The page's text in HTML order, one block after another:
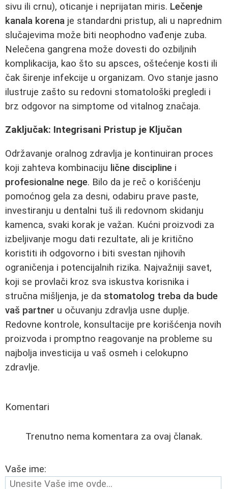
sivu ili crnu), oticanje i neprijatan miris. Lečenje
kanala korena je standardni pristup, ali u naprednim
slučajevima može biti neophodno vađenje zuba.
Nelečena gangrena može dovesti do ozbiljnih
komplikacija, kao što su apsces, oštećenje kosti ili
čak širenje infekcije u organizam. Ovo stanje jasno
ilustruje zašto su redovni stomatološki pregledi i
brz odgovor na simptome od vitalnog značaja.
Zaključak: Integrisani Pristup je Ključan
Održavanje oralnog zdravlja je kontinuiran proces
koji zahteva kombinaciju lične discipline i
profesionalne nege. Bilo da je reč o korišćenju
pomoćnog gela za desni, odabiru prave paste,
investiranju u dentalni tuš ili redovnom skidanju
kamenca, svaki korak je važan. Kućni proizvodi za
izbeljivanje mogu dati rezultate, ali je kritično
koristiti ih odgovorno i biti svestan njihovih
ograničenja i potencijalnih rizika. Najvažniji savet,
koji se provlači kroz sva iskustva korisnika i
stručna mišljenja, je da stomatolog treba da bude
vaš partner u očuvanju zdravlja usne duplje.
Redovne kontrole, konsultacije pre korišćenja novih
proizvoda i promptno reagovanje na probleme su
najbolja investicija u vaš osmeh i celokupno
zdravlje.
Komentari
Trenutno nema komentara za ovaj članak.
Vaše ime: